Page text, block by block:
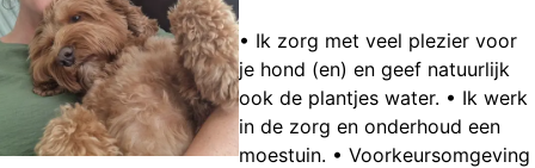
• Ik zorg met veel plezier voor
je hond (en) en geef natuurlijk
ook de plantjes water. • Ik werk
in de zorg en onderhoud een
moestuin. • Voorkeursomgeving